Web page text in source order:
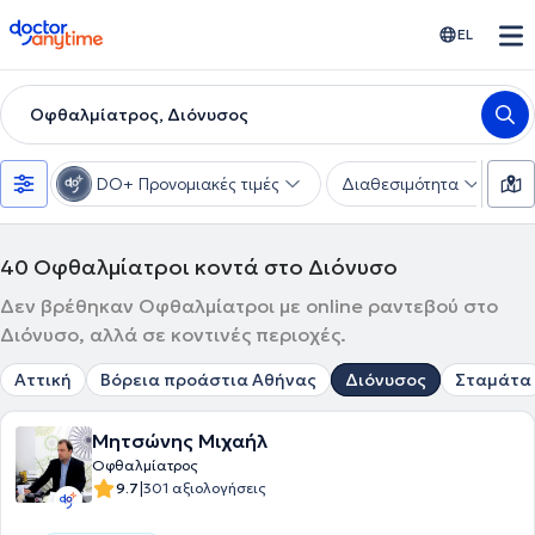
doctoranytime EL
Οφθαλμίατρος, Διόνυσος
DO+ Προνομιακές τιμές Διαθεσιμότητα
40 Οφθαλμίατροι κοντά στο Διόνυσο
Δεν βρέθηκαν Οφθαλμίατροι με online ραντεβού στο
Διόνυσο, αλλά σε κοντινές περιοχές.
Αττική Βόρεια προάστια Αθήνας Διόνυσος Σταμάτα
Μητσώνης Μιχαήλ
Οφθαλμίατρος
9.7|301 αξιολογήσεις